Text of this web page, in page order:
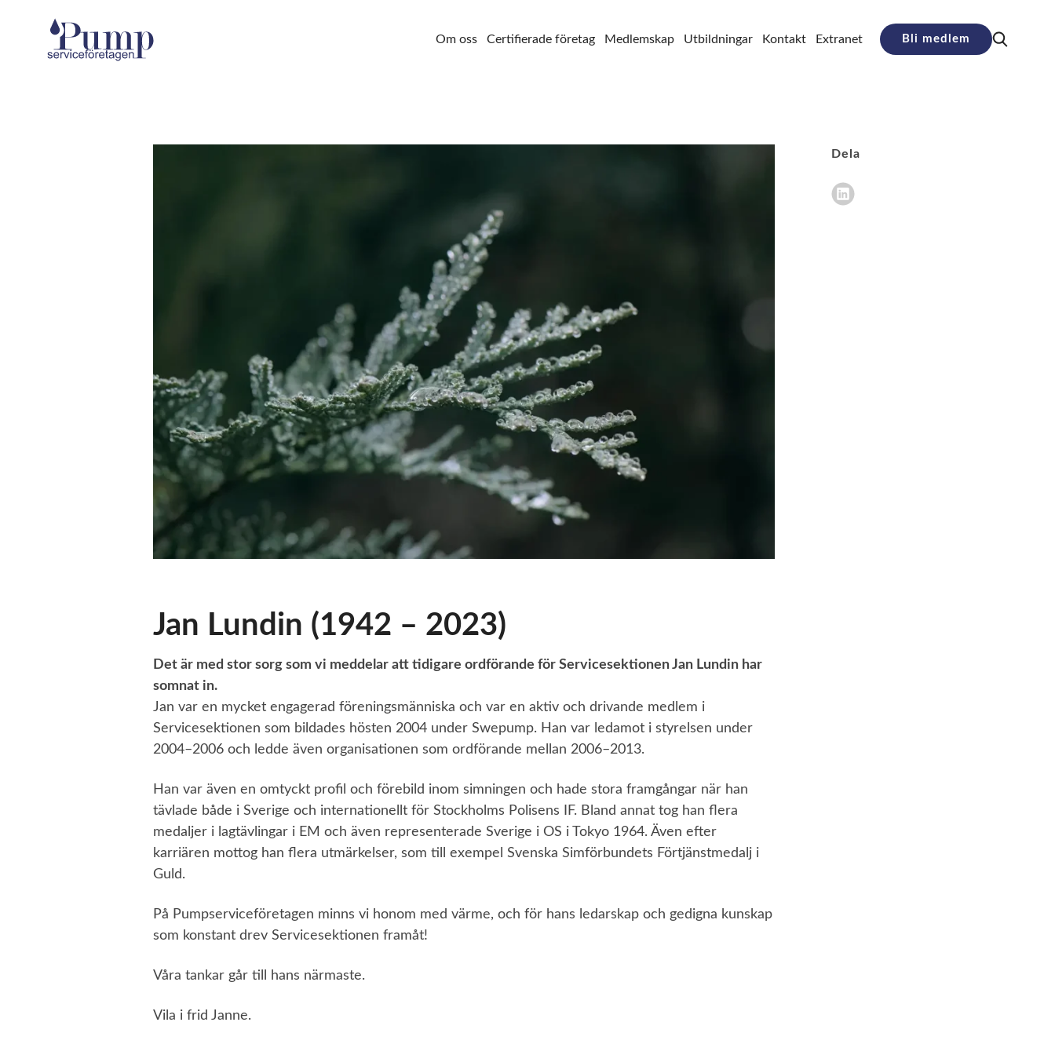
Om oss Certifierade företag Medlemskap Utbildningar Kontakt Extranet Bli medlem
Dela
Jan Lundin (1942 – 2023)
Det är med stor sorg som vi meddelar att tidigare ordförande för Servicesektionen Jan Lundin har
somnat in.
Jan var en mycket engagerad föreningsmänniska och var en aktiv och drivande medlem i
Servicesektionen som bildades hösten 2004 under Swepump. Han var ledamot i styrelsen under
2004–2006 och ledde även organisationen som ordförande mellan 2006–2013.
Han var även en omtyckt profil och förebild inom simningen och hade stora framgångar när han
tävlade både i Sverige och internationellt för Stockholms Polisens IF. Bland annat tog han flera
medaljer i lagtävlingar i EM och även representerade Sverige i OS i Tokyo 1964. Även efter
karriären mottog han flera utmärkelser, som till exempel Svenska Simförbundets Förtjänstmedalj i
Guld.
På Pumpserviceföretagen minns vi honom med värme, och för hans ledarskap och gedigna kunskap
som konstant drev Servicesektionen framåt!
Våra tankar går till hans närmaste.
Vila i frid Janne.